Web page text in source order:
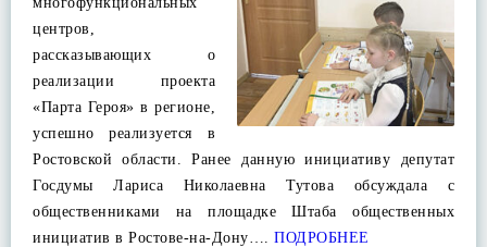
центров,
рассказывающих о
реализации проекта
«Парта Героя» в регионе,
успешно реализуется в
Ростовской области. Ранее данную инициативу депутат
Госдумы Лариса Николаевна Тутова обсуждала с
общественниками на площадке Штаба общественных
инициатив в Ростове-на-Дону…. ПОДРОБНЕЕ